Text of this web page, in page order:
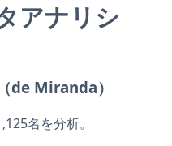
アナリシ
de Miranda）
名を分析。